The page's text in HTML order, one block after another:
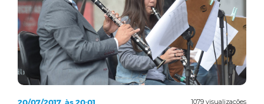
1079 visualizações
20/07/2017, às 20:01